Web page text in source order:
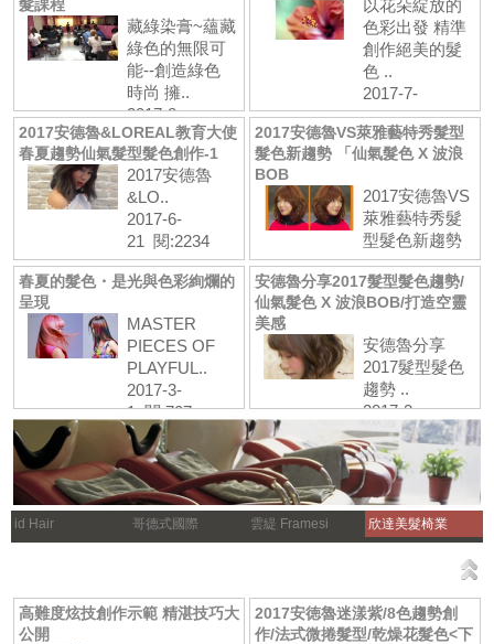
髮課程
藏綠染膏~蘊藏
綠色的無限可
能--創造綠色
時尚 擁..
2017-8-
12 閱:330
以花朵綻放的
色彩出發 精準
創作絕美的髮
色 ..
2017-7-
12 閱:363
2017安德魯&LOREAL教育大使
春夏趨勢仙氣髮型髮色創作-1
2017安德魯
&LO..
2017-6-
21 閱:2234
2017安德魯VS萊雅藝特秀髮型
髮色新趨勢 「仙氣髮色 X 波浪
BOB
2017安德魯VS
萊雅藝特秀髮
型髮色新趨勢
..
2017-4-
9 閱:2481
春夏的髮色・是光與色彩絢爛的
呈現
MASTER
PIECES OF
PLAYFUL..
2017-3-
1 閱:707
安德魯分享2017髮型髮色趨勢/
仙氣髮色 X 波浪BOB/打造空靈
美感
安德魯分享
2017髮型髮色
趨勢 ..
2017-2-
27 閱:2163
id Hair 哥德式國際 雲緹 Framesi 欣達美髮椅業
高難度炫技創作示範 精湛技巧大
公開
2017安徳魯迷漾紫/8色趨勢創
作/法式微捲髮型/乾燥花髮色<下